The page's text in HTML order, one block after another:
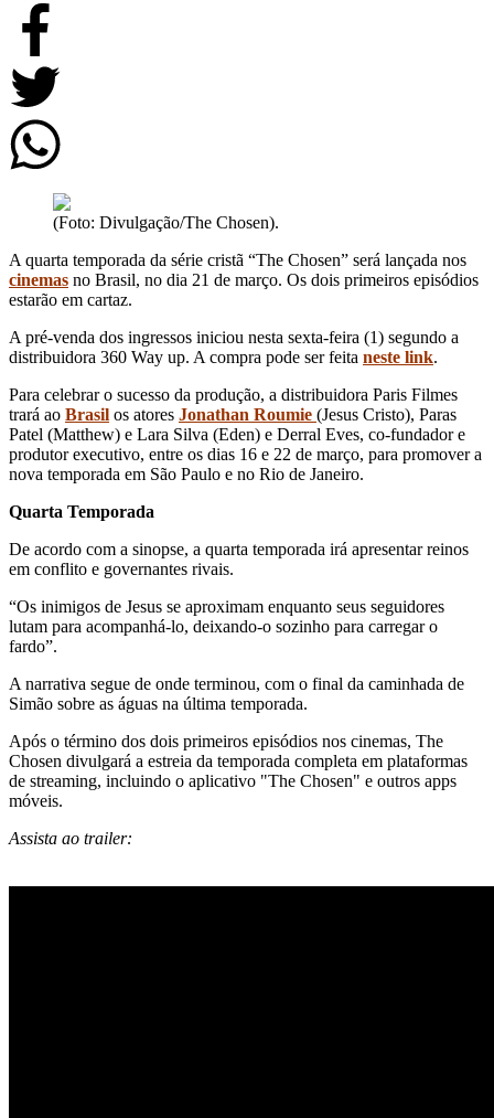
(Foto: Divulgação/The Chosen).
A quarta temporada da série cristã “The Chosen” será lançada nos
cinemas no Brasil, no dia 21 de março. Os dois primeiros episódios
estarão em cartaz.
A pré-venda dos ingressos iniciou nesta sexta-feira (1) segundo a
distribuidora 360 Way up. A compra pode ser feita neste link.
Para celebrar o sucesso da produção, a distribuidora Paris Filmes
trará ao Brasil os atores Jonathan Roumie (Jesus Cristo), Paras
Patel (Matthew) e Lara Silva (Eden) e Derral Eves, co-fundador e
produtor executivo, entre os dias 16 e 22 de março, para promover a
nova temporada em São Paulo e no Rio de Janeiro.
Quarta Temporada
De acordo com a sinopse, a quarta temporada irá apresentar reinos
em conflito e governantes rivais.
“Os inimigos de Jesus se aproximam enquanto seus seguidores
lutam para acompanhá-lo, deixando-o sozinho para carregar o
fardo”.
A narrativa segue de onde terminou, com o final da caminhada de
Simão sobre as águas na última temporada.
Após o término dos dois primeiros episódios nos cinemas, The
Chosen divulgará a estreia da temporada completa em plataformas
de streaming, incluindo o aplicativo "The Chosen" e outros apps
móveis.
Assista ao trailer: